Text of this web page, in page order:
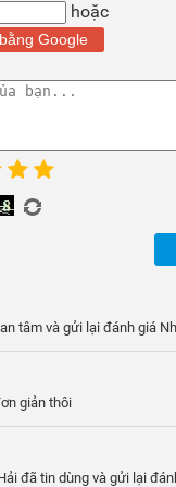
hoặc
Google
tâm và gửi lại đánh giá
giản thôi
đã tin dùng và gửi lại